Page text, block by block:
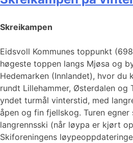
Skreikampen
Eidsvoll Kommunes toppunkt
høgeste toppen langs Mjøsa og
Hedemarken (Innlandet), hvor du
rundt Lillehammer, Østerdalen og
yndet turmål vinterstid, med
åpen og fin fjellskog. Turen
langrennsski (når løypa er kjørt
Skiforeningens